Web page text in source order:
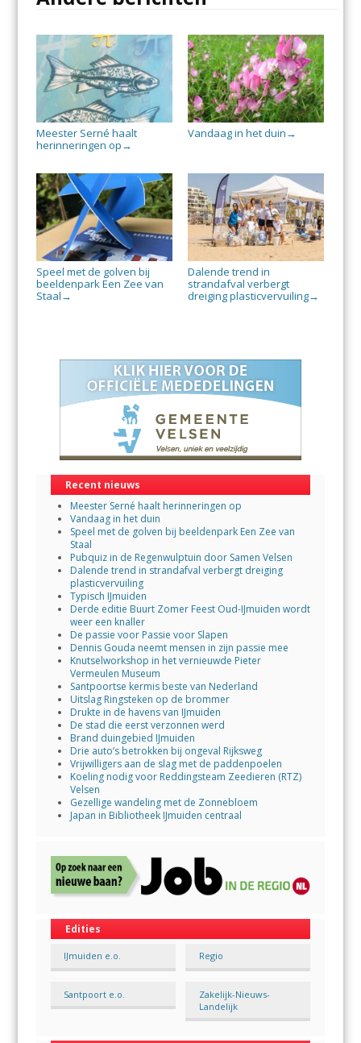
Meester Serné haalt
herinneringen op →
Vandaag in het duin →
Speel met de golven bij
beeldenpark Een Zee van
Staal →
Dalende trend in
strandafval verbergt
dreiging plasticvervuiling→
Recent nieuws
Meester Serné haalt herinneringen op
Vandaag in het duin
Speel met de golven bij beeldenpark Een Zee van
Staal
Pubquiz in de Regenwulptuin door Samen Velsen
Dalende trend in strandafval verbergt dreiging
plasticvervuiling
Typisch IJmuiden
Derde editie Buurt Zomer Feest Oud-IJmuiden wordt
weer een knaller
De passie voor Passie voor Slapen
Dennis Gouda neemt mensen in zijn passie mee
Knutselworkshop in het vernieuwde Pieter
Vermeulen Museum
Santpoortse kermis beste van Nederland
Uitslag Ringsteken op de brommer
Drukte in de havens van IJmuiden
De stad die eerst verzonnen werd
Brand duingebied IJmuiden
Drie auto’s betrokken bij ongeval Rijksweg
Vrijwilligers aan de slag met de paddenpoelen
Koeling nodig voor Reddingsteam Zeedieren (RTZ)
Velsen
Gezellige wandeling met de Zonnebloem
Japan in Bibliotheek IJmuiden centraal
Edities
IJmuiden e.o. Regio
Santpoort e.o.
Zakelijk-Nieuws-
Landelijk